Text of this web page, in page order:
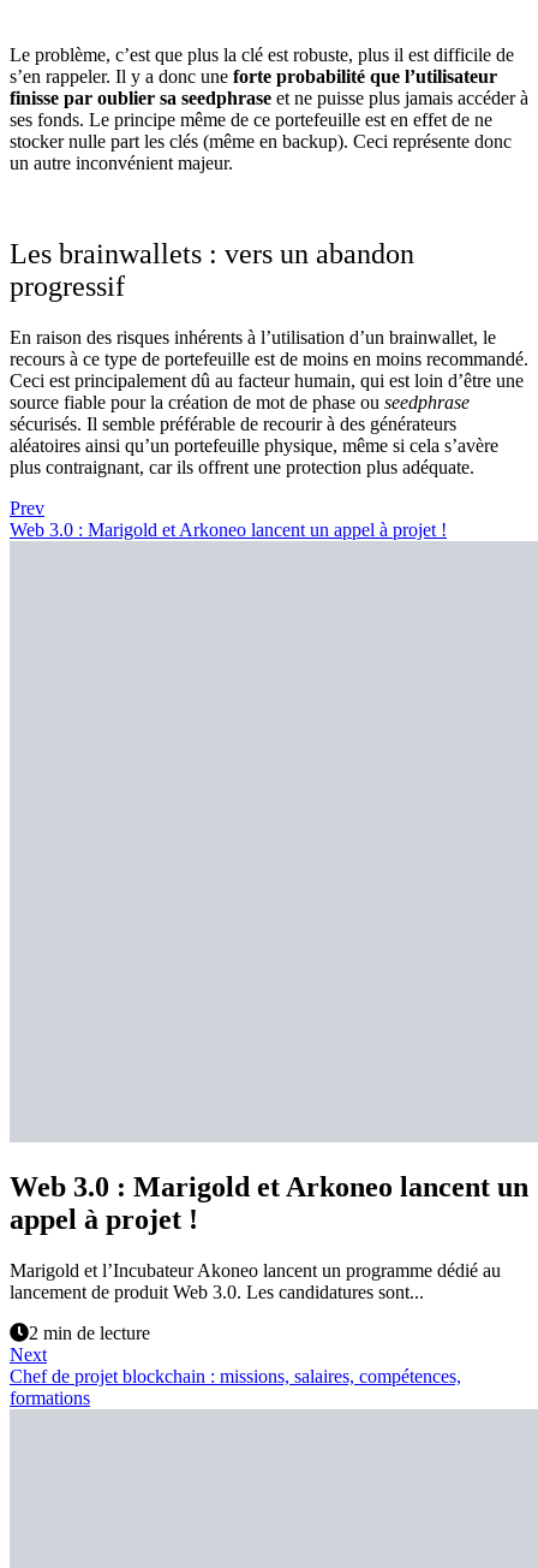
Le problème, c’est que plus la clé est robuste, plus il est difficile de
s’en rappeler. Il y a donc une forte probabilité que l’utilisateur
finisse par oublier sa seedphrase et ne puisse plus jamais accéder à
ses fonds. Le principe même de ce portefeuille est en effet de ne
stocker nulle part les clés (même en backup). Ceci représente donc
un autre inconvénient majeur.
Les brainwallets : vers un abandon
progressif
En raison des risques inhérents à l’utilisation d’un brainwallet, le
recours à ce type de portefeuille est de moins en moins recommandé.
Ceci est principalement dû au facteur humain, qui est loin d’être une
source fiable pour la création de mot de phase ou seedphrase
sécurisés. Il semble préférable de recourir à des générateurs
aléatoires ainsi qu’un portefeuille physique, même si cela s’avère
plus contraignant, car ils offrent une protection plus adéquate.
Prev
Web 3.0 : Marigold et Arkoneo lancent un appel à projet !
Web 3.0 : Marigold et Arkoneo lancent un
appel à projet !
Marigold et l’Incubateur Akoneo lancent un programme dédié au
lancement de produit Web 3.0. Les candidatures sont...
2 min de lecture
Next
Chef de projet blockchain : missions, salaires, compétences,
formations